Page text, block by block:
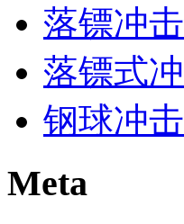
落镖冲
落镖式
钢球冲
Meta